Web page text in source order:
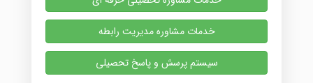
خدمات مشاوره مدیریت رابطه
سیستم پرسش و پاسخ تحصیلی